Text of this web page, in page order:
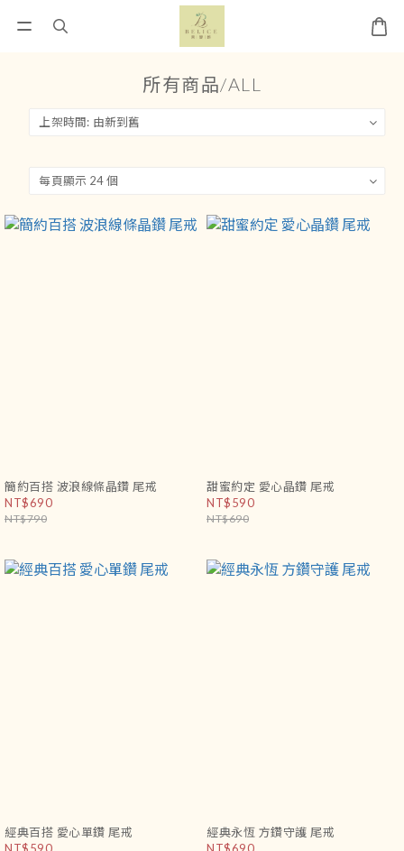
所有商品/ALL
簡約百搭 波浪線條晶鑽 尾戒
NT$690
NT$790
甜蜜約定 愛心晶鑽 尾戒
NT$590
NT$690
經典百搭 愛心單鑽 尾戒
經典永恆 方鑽守護 尾戒